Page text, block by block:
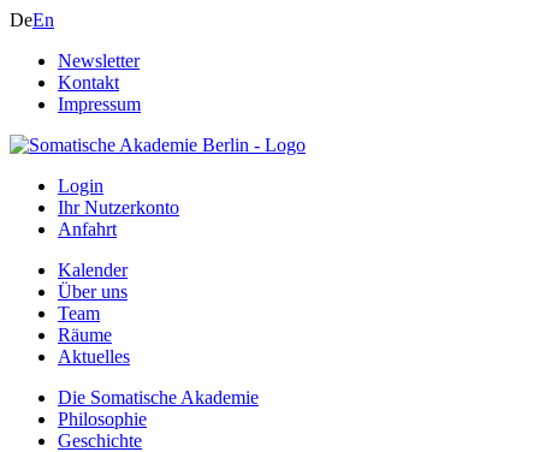
DeEn
Newsletter
Kontakt
Impressum
Login
Ihr Nutzerkonto
Anfahrt
Kalender
Über uns
Team
Räume
Aktuelles
Die Somatische Akademie
Philosophie
Geschichte